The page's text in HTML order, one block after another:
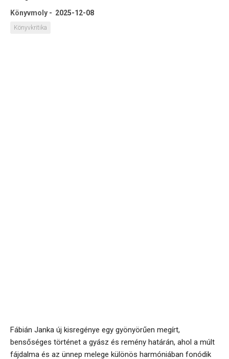
Könyvmoly - 2025-12-08
Könyvkritika
Fábián Janka új kisregénye egy gyönyörűen megírt,
bensőséges történet a gyász és remény határán, ahol a múlt
fájdalma és az ünnep melege különös harmóniában fonódik